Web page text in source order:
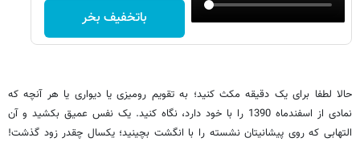
باتخفیف بخر
حالا لطفا برای یک دقیقه مکث کنید؛ به تقویم رومیزی یا دیواری یا هر آنچه که
نمادی از اسفندماه 1390 را با خود دارد، نگاه کنید. یک نفس عمیق بکشید و آن
التهابی که روی پیشانیتان نشسته را با انگشت بچینید؛ یکسال چقدر زود گذشت!